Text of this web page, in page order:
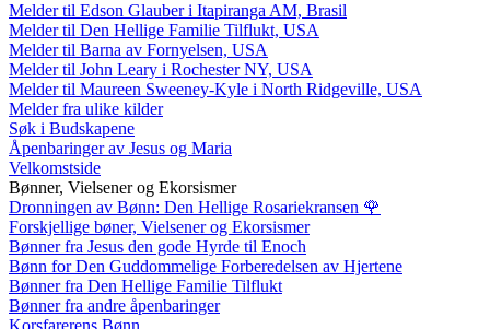
Melder til Edson Glauber i Itapiranga AM, Brasil
Melder til Den Hellige Familie Tilflukt, USA
Melder til Barna av Fornyelsen, USA
Melder til John Leary i Rochester NY, USA
Melder til Maureen Sweeney-Kyle i North Ridgeville, USA
Melder fra ulike kilder
Søk i Budskapene
Åpenbaringer av Jesus og Maria
Velkomstside
Bønner, Vielsener og Ekorsismer
Dronningen av Bønn: Den Hellige Rosariekransen 🌹
Forskjellige bøner, Vielsener og Ekorsismer
Bønner fra Jesus den gode Hyrde til Enoch
Bønn for Den Guddommelige Forberedelsen av Hjertene
Bønner fra Den Hellige Familie Tilflukt
Bønner fra andre åpenbaringer
Korsfarerens Bønn